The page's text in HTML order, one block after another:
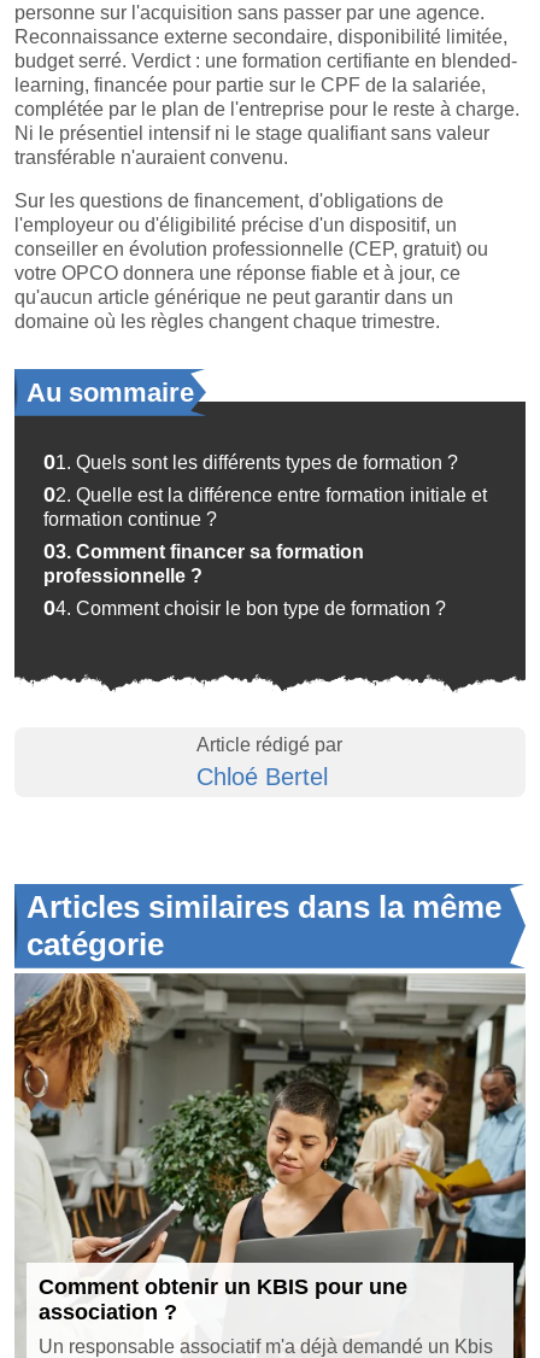
personne sur l'acquisition sans passer par une agence.
Reconnaissance externe secondaire, disponibilité limitée,
budget serré. Verdict : une formation certifiante en blended-
learning, financée pour partie sur le CPF de la salariée,
complétée par le plan de l'entreprise pour le reste à charge.
Ni le présentiel intensif ni le stage qualifiant sans valeur
transférable n'auraient convenu.
Sur les questions de financement, d'obligations de
l'employeur ou d'éligibilité précise d'un dispositif, un
conseiller en évolution professionnelle (CEP, gratuit) ou
votre OPCO donnera une réponse fiable et à jour, ce
qu'aucun article générique ne peut garantir dans un
domaine où les règles changent chaque trimestre.
Au sommaire
01. Quels sont les différents types de formation ?
02. Quelle est la différence entre formation initiale et
formation continue ?
03. Comment financer sa formation
professionnelle ?
04. Comment choisir le bon type de formation ?
Article rédigé par
Chloé Bertel
Articles similaires dans la même
catégorie
Comment obtenir un KBIS pour une
association ?
Un responsable associatif m'a déjà demandé un Kbis